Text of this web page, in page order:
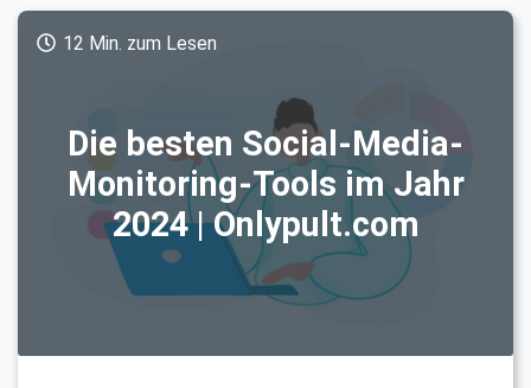
Die besten Social-Media-
Monitoring-Tools im Jahr
2024 | Onlypult.com
12 Min. zum Lesen